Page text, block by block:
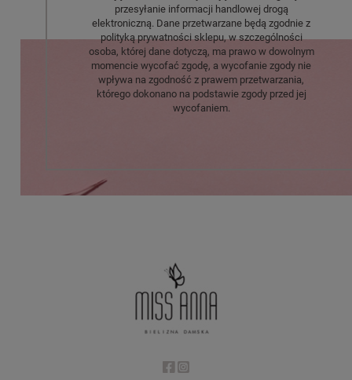
przesyłanie informacji handlowej drogą
elektroniczną. Dane przetwarzane będą zgodnie z
polityką prywatności sklepu, w szczególności
osoba, której dane dotyczą, ma prawo w dowolnym
momencie wycofać zgodę, a wycofanie zgody nie
wpływa na zgodność z prawem przetwarzania,
którego dokonano na podstawie zgody przed jej
wycofaniem.